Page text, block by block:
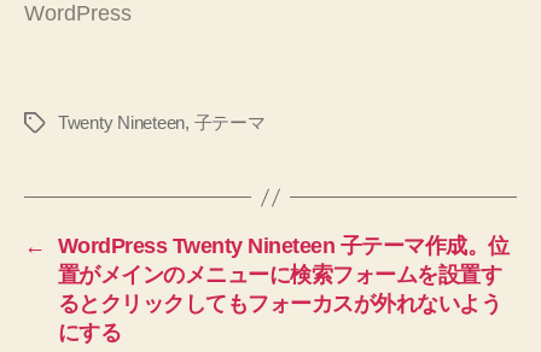
WordPress
タ
Twenty Nineteen, 子テーマ
←
WordPress Twenty Nineteen 子テーマ作成。位
置がメインのメニューに検索フォームを設置す
るとクリックしてもフォーカスが外れないよう
にする